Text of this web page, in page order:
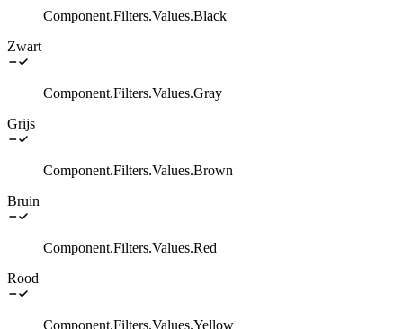
Component.Filters.Values.Black
Zwart
Component.Filters.Values.Gray
Grijs
Component.Filters.Values.Brown
Bruin
Component.Filters.Values.Red
Rood
Component.Filters.Values.Yellow